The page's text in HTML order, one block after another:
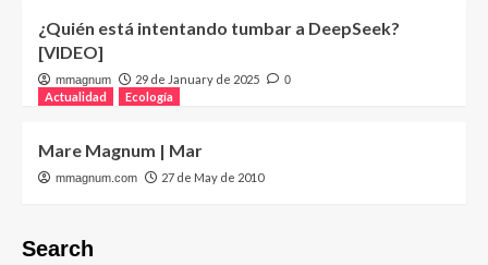
¿Quién está intentando tumbar a DeepSeek?
[VIDEO]
mmagnum 29 de January de 2025 0
Actualidad Ecología
Mare Magnum | Mar
mmagnum.com 27 de May de 2010
Search